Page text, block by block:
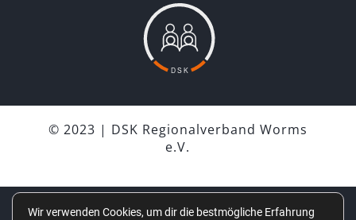
© 2023 | DSK Regionalverband Worms
e.V.
Wir verwenden Cookies, um dir die bestmögliche Erfahrung